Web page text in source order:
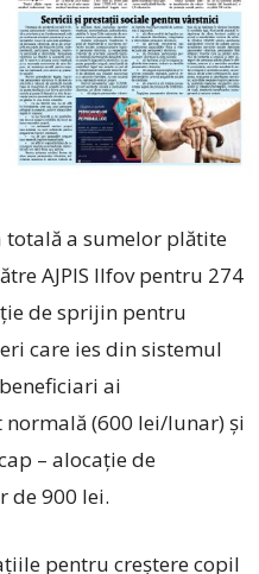
totală a sumelor plătite
AJPIS Ilfov pentru 274
de sprijin pentru
care ies din sistemul
ai
(600 lei/lunar) și
– alocație de
de 900 lei.
pentru creștere copil